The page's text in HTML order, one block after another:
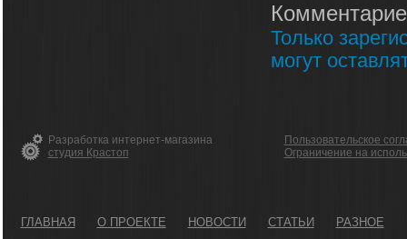
Только
могут
Разработка интернет-магазина
студия Крастоп
Пользовательское
Ограничение на
ГЛАВНАЯ О ПРОЕКТЕ НОВОСТИ СТАТЬИ РАЗНОЕ